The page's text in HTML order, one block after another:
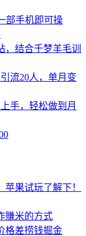
部手机即可操
结合千梦羊毛训
流20人，单月变
手，轻松做到月
果试玩了解下！
賺米的方式
格差捞钱掘金